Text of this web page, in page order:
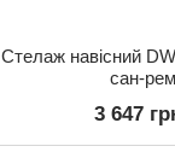
Стелаж навісний
сан-
3 647